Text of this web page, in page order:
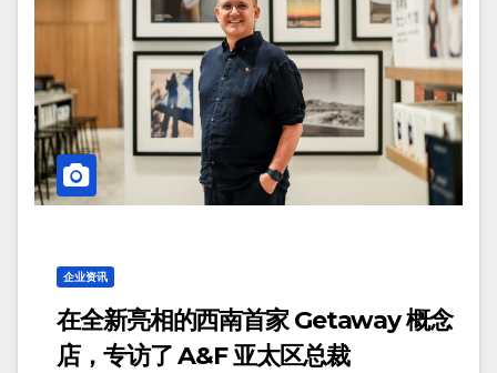
企业资讯
在全新亮相的西南首家 Getaway 概念
店，专访了 A&F 亚太区总裁